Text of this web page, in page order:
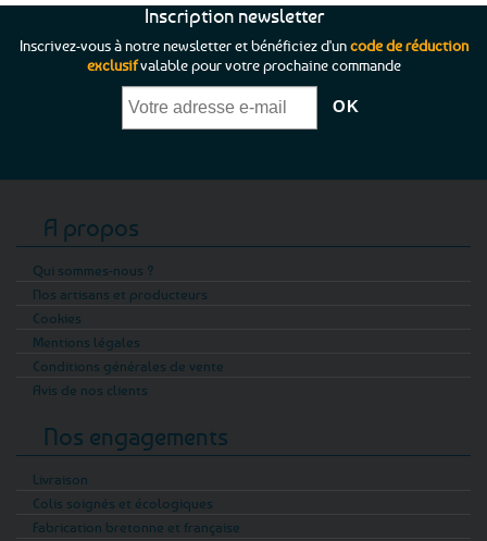
gustatif. Que vous soyez plutôt fan des
classiques rillettes de sardines ou de
maquereaux, ou bien amateur de saveurs
luxueuses comme les rillettes de homard ou
celles à la langoustine, vous trouverez
offrir, composés d’une sélection raffinée de
verrines de la mer. Un choix idéal pour faire
plaisir à ceux qui apprécient les spécialités
gourmandes bretonnes ou simplement pour se
Alors, laissez-vous tenter par une dégustation
variée : rillettes de saumon fumé pour une
une douceur incomparable, ou encore des
rillettes d'anchois pour réveiller votre palais. À
chaque pot son caractère, à chaque
dégustation son plaisir renouvelé.
Inscription newsletter
Inscrivez-vous à notre newsletter et bénéficiez d'uncode de réduction
exclusifvalable pour votre prochaine commande
A propos
Qui sommes-nous ?
Nos artisans et producteurs
Cookies
Mentions légales
Conditions générales de vente
Avis de nos clients
Nos engagements
Livraison
Colis soignés et écologiques
Fabrication bretonne et française